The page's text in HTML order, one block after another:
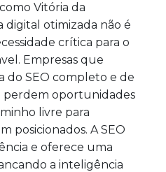
Vitória da
digital otimizada não é
crítica para o
Empresas que
do SEO completo e de
perdem oportunidades
livre para
posicionados. A SEO
e oferece uma
a inteligência